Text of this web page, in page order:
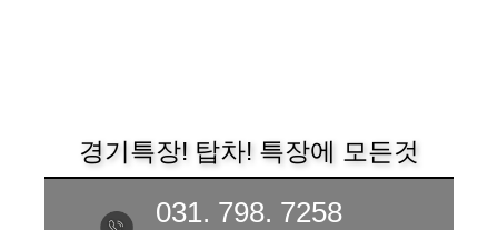
경기특장! 탑차! 특장에 모든것
031. 798. 7258